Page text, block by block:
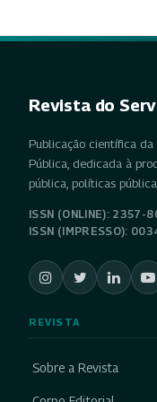
Revista do
Publicação científica
Pública, dedicada à
pública, políticas
ISSN (ONLINE): 2357-
ISSN (IMPRESSO):
REVISTA
Sobre a Revista